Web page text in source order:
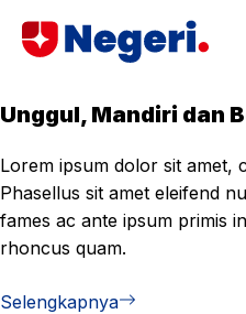
Unggul, Mandiri dan
Lorem ipsum dolor sit amet,
Phasellus sit amet eleifend
fames ac ante ipsum primis
rhoncus quam.
Selengkapnya